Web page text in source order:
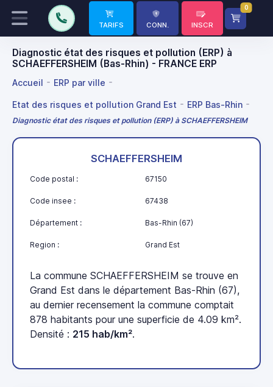
TARIFS CONN. INSCR
0
Diagnostic état des risques et pollution (ERP) à
SCHAEFFERSHEIM (Bas-Rhin) - FRANCE ERP
Accueil ERP par ville
Etat des risques et pollution Grand Est ERP Bas-Rhin
Diagnostic état des risques et pollution (ERP) à SCHAEFFERSHEIM
SCHAEFFERSHEIM
Code postal : 67150
Code insee : 67438
Département : Bas-Rhin (67)
Region : Grand Est
La commune SCHAEFFERSHEIM se trouve en
Grand Est dans le département Bas-Rhin (67),
au dernier recensement la commune comptait
878 habitants pour une superficie de 4.09 km².
Densité : 215 hab/km².